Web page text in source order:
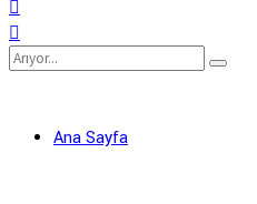
Ana Sayfa